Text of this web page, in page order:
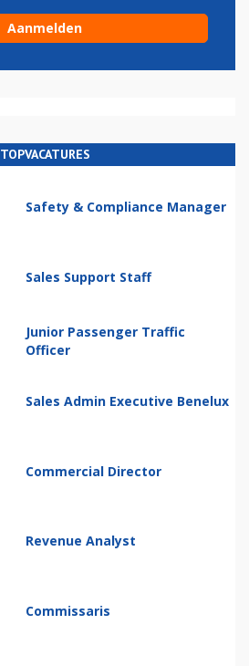
TOPVACATURES
Safety & Compliance Manager
Sales Support Staff
Junior Passenger Traffic
Officer
Sales Admin Executive Benelux
Commercial Director
Revenue Analyst
Commissaris